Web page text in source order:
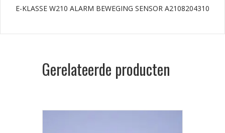
E-KLASSE W210 ALARM BEWEGING SENSOR A2108204310
Gerelateerde producten